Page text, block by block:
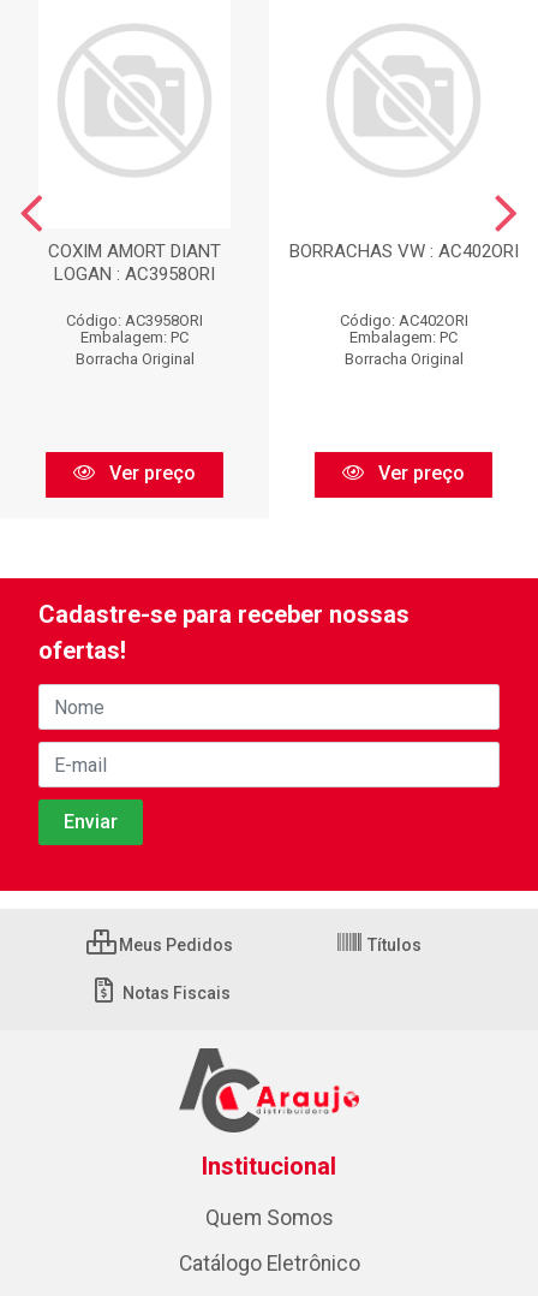
COXIM AMORT DIANT
LOGAN : AC3958ORI
Código: AC3958ORI
Embalagem: PC
Borracha Original
Ver preço
BORRACHAS VW : AC402ORI
Código: AC402ORI
Embalagem: PC
Borracha Original
Ver preço
Cadastre-se para receber nossas
ofertas!
Meus Pedidos Títulos
Notas Fiscais
Institucional
Quem Somos
Catálogo Eletrônico